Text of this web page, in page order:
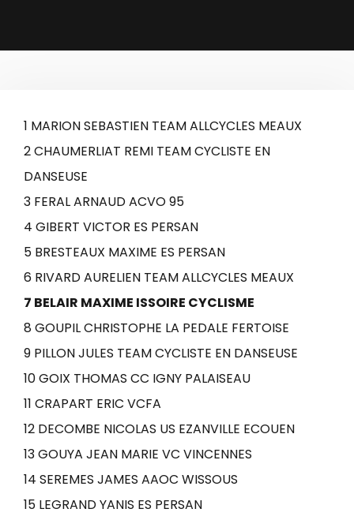
1 MARION SEBASTIEN TEAM ALLCYCLES MEAUX
2 CHAUMERLIAT REMI TEAM CYCLISTE EN
DANSEUSE
3 FERAL ARNAUD ACVO 95
4 GIBERT VICTOR ES PERSAN
5 BRESTEAUX MAXIME ES PERSAN
6 RIVARD AURELIEN TEAM ALLCYCLES MEAUX
7 BELAIR MAXIME ISSOIRE CYCLISME
8 GOUPIL CHRISTOPHE LA PEDALE FERTOISE
9 PILLON JULES TEAM CYCLISTE EN DANSEUSE
10 GOIX THOMAS CC IGNY PALAISEAU
11 CRAPART ERIC VCFA
12 DECOMBE NICOLAS US EZANVILLE ECOUEN
13 GOUYA JEAN MARIE VC VINCENNES
14 SEREMES JAMES AAOC WISSOUS
15 LEGRAND YANIS ES PERSAN